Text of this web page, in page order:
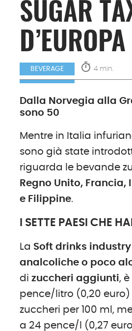
SUGAR
D’EUROPA
BEVERAGE timer 4 min.
Dalla Norvegia alla
sono 50
Mentre in Italia
sono già state
riguarda le bevande
Regno Unito,
e Filippine.
I SETTE PAESI CHE
La Soft drinks
analcoliche o poco
dizuccheri aggiunti,
pence/litro (0,20
zuccheri per 100 ml,
a 24 pence/l (0,27